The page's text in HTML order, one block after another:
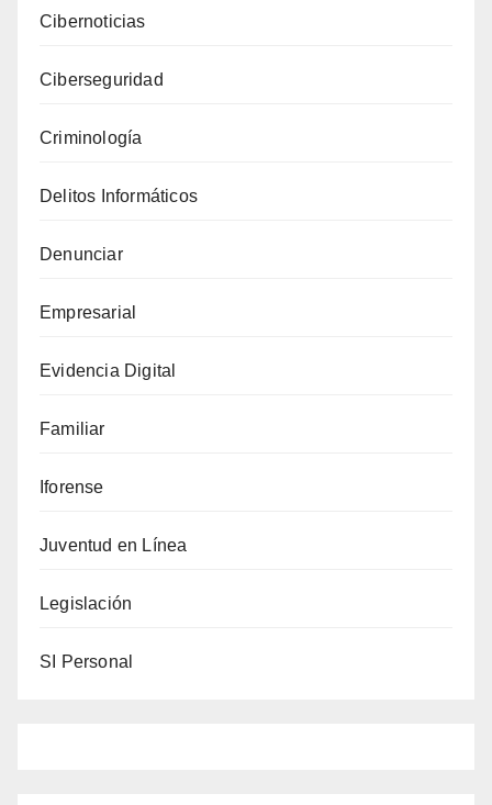
roba
de
y
billeteras
Cibernoticias
Ciberseguridad
Criminología
Delitos Informáticos
Denunciar
Empresarial
Evidencia Digital
Familiar
Iforense
Juventud en Línea
Legislación
SI Personal